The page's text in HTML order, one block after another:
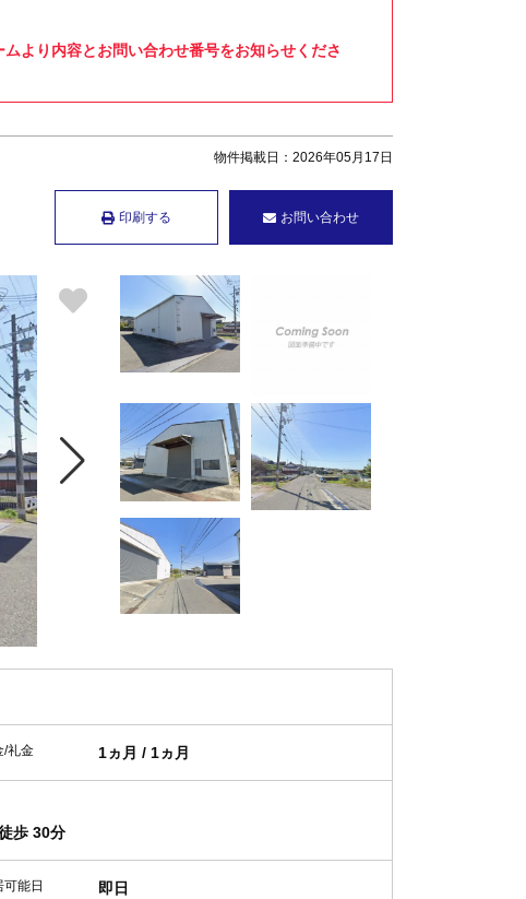
より内容とお問い合わせ番号をお知らせくださ
物件掲載日：2026年05月17日
印刷する お問い合わせ
/礼金 1ヵ月 / 1ヵ月
歩 30分
可能日 即日